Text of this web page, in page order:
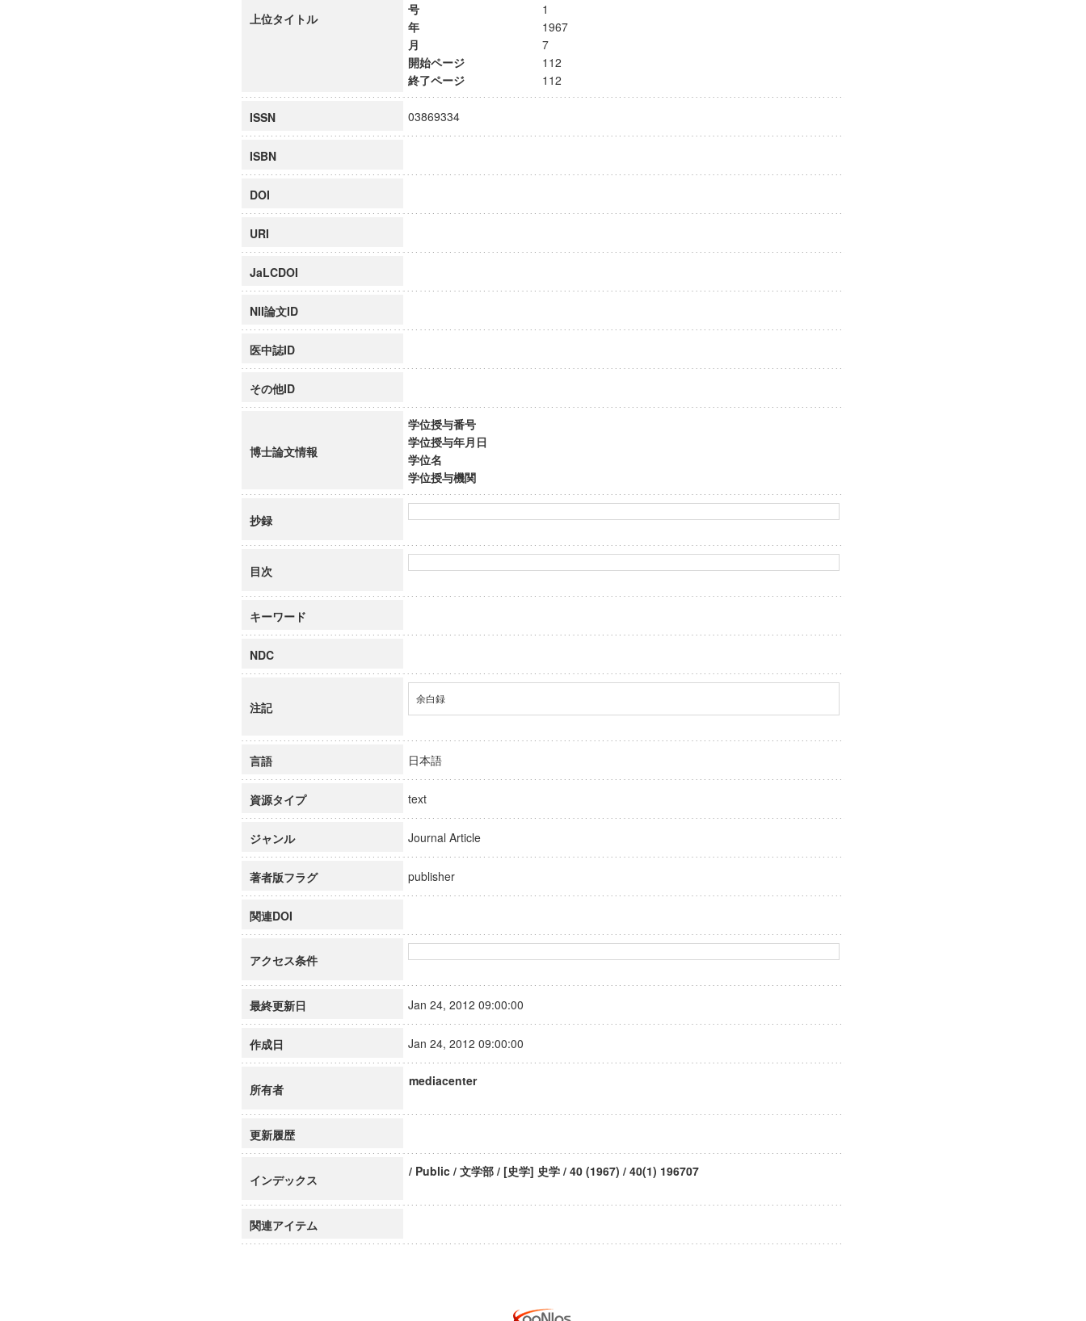
上位タイトル
号
1
年
1967
月
7
開始ページ
112
終了ページ
112
ISSN 03869334
ISBN
DOI
URI
JaLCDOI
NII論文ID
医中誌ID
その他ID
博士論文情報
学位授与番号
学位授与年月日
学位名
学位授与機関
抄録
目次
キーワード
NDC
注記
余白録
言語 日本語
資源タイプ text
ジャンル Journal Article
著者版フラグ publisher
関連DOI
アクセス条件
最終更新日 Jan 24, 2012 09:00:00
作成日 Jan 24, 2012 09:00:00
所有者
mediacenter
更新履歴
インデックス
/ Public / 文学部 / [史学] 史学 / 40 (1967) / 40(1) 196707
関連アイテム